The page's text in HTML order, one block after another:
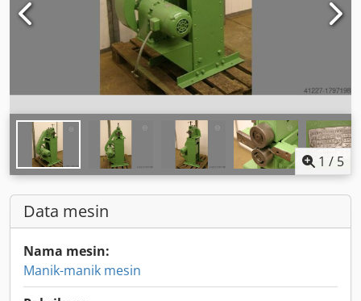
1 / 5
Data mesin
Nama mesin:
Manik-manik mesin